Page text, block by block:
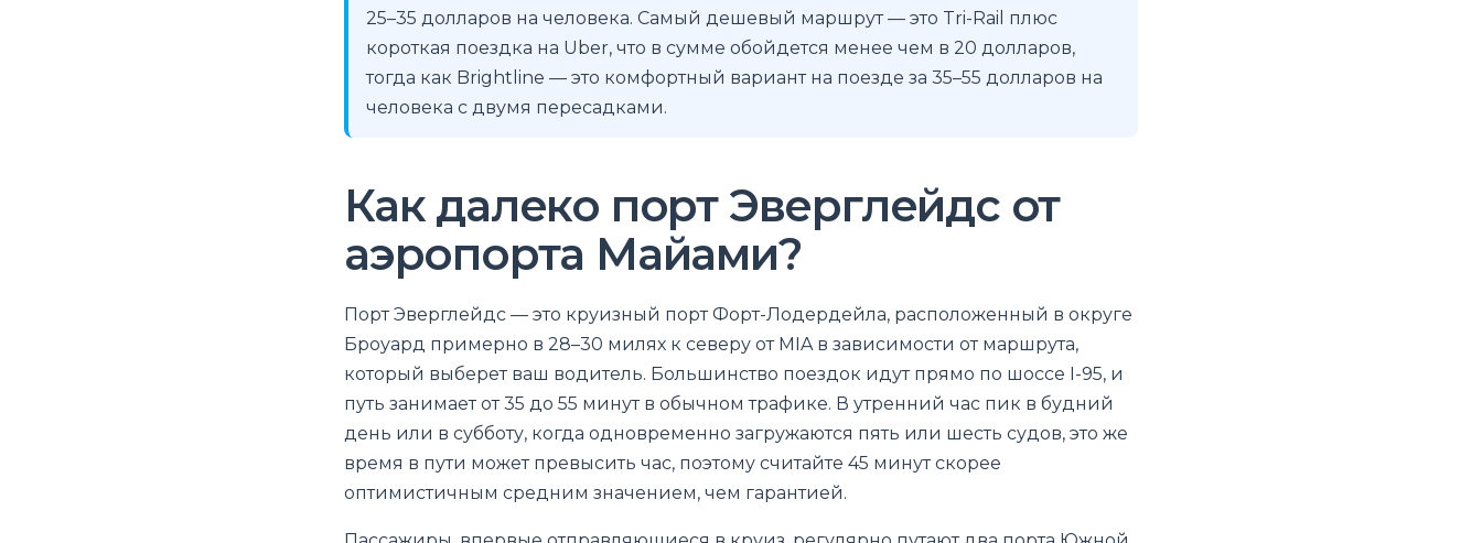
25–35 долларов на человека. Самый дешевый маршрут — это Tri-Rail плюс
короткая поездка на Uber, что в сумме обойдется менее чем в 20 долларов,
тогда как Brightline — это комфортный вариант на поезде за 35–55 долларов на
человека с двумя пересадками.
Как далеко порт Эверглейдс от
аэропорта Майами?
Порт Эверглейдс — это круизный порт Форт-Лодердейла, расположенный в округе
Броуард примерно в 28–30 милях к северу от MIA в зависимости от маршрута,
который выберет ваш водитель. Большинство поездок идут прямо по шоссе I-95, и
путь занимает от 35 до 55 минут в обычном трафике. В утренний час пик в будний
день или в субботу, когда одновременно загружаются пять или шесть судов, это же
время в пути может превысить час, поэтому считайте 45 минут скорее
оптимистичным средним значением, чем гарантией.